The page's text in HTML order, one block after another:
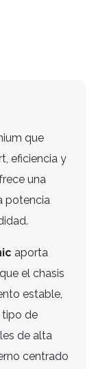
que
eficiencia y
una
potencia
aporta
el chasis
estable,
tipo de
de alta
centrado